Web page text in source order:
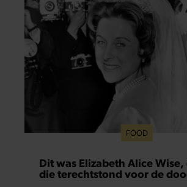
FOOD
Dit was Elizabeth Alice
die terechtstond voor de